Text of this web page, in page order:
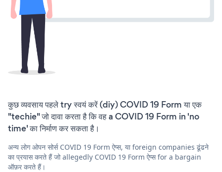
कुछ व्यवसाय पहले try स्वयं करें (diy) COVID 19 Form या एक
"techie" जो दावा करता है कि वह a COVID 19 Form in 'no
time' का निर्माण कर सकता है।
अन्य लोग ओपन सोर्स COVID 19 Form ऐप्स, या foreign companies ढूंढने
का प्रयास करते हैं जो allegedly COVID 19 Form ऐप्स for a bargain
ऑफ़र करते हैं।